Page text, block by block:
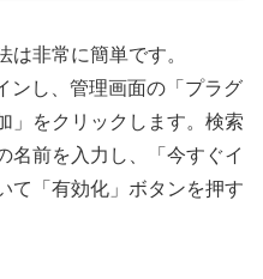
は非常に簡単です。
ンし、管理画面の「プラグ
」をクリックします。検索
名前を入力し、「今すぐイ
て「有効化」ボタンを押す